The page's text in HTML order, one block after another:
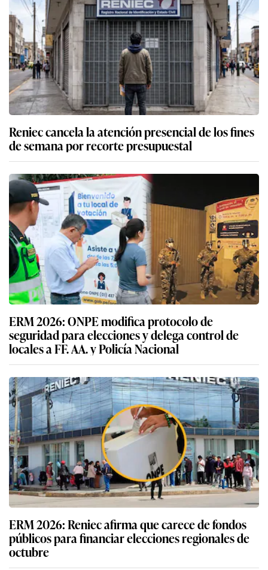
Reniec cancela la atención presencial de los fines
de semana por recorte presupuestal
ERM 2026: ONPE modifica protocolo de
seguridad para elecciones y delega control de
locales a FF. AA. y Policía Nacional
ERM 2026: Reniec afirma que carece de fondos
públicos para financiar elecciones regionales de
octubre